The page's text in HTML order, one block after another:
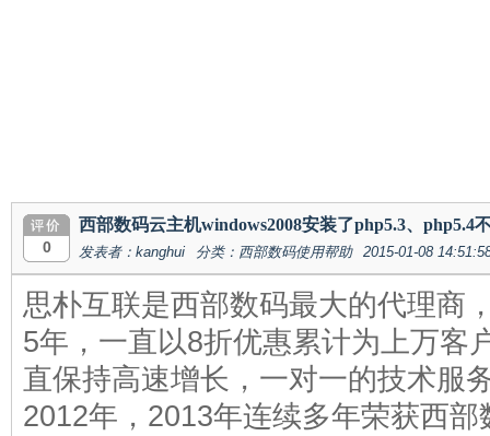
0
西部数码云主机windows2008安装了php5.3、php5.4
发表者：kanghui 分类：西部数码使用帮助 2015-01-08
思朴互联是西部数码最大的代理商
5年，一直以8折优惠累计为上万客
直保持高速增长，一对一的技术服
2012年，2013年连续多年荣获西